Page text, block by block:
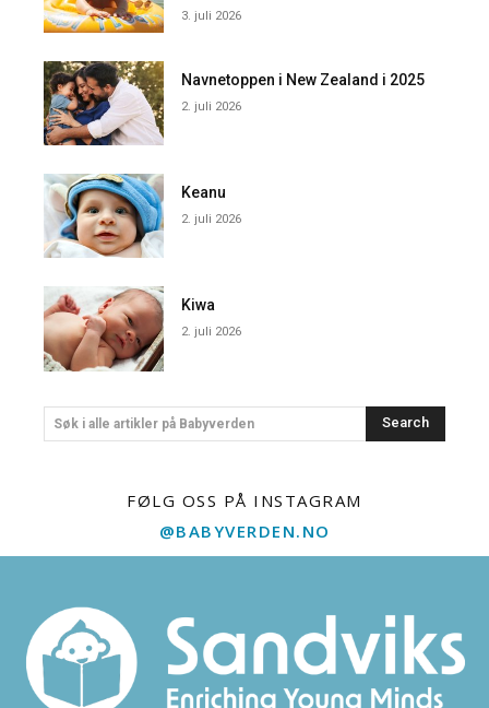
3. juli 2026
Navnetoppen i New Zealand i 2025
2. juli 2026
Keanu
2. juli 2026
Kiwa
2. juli 2026
Søk i alle artikler på Babyverden Search
FØLG OSS PÅ INSTAGRAM
@BABYVERDEN.NO